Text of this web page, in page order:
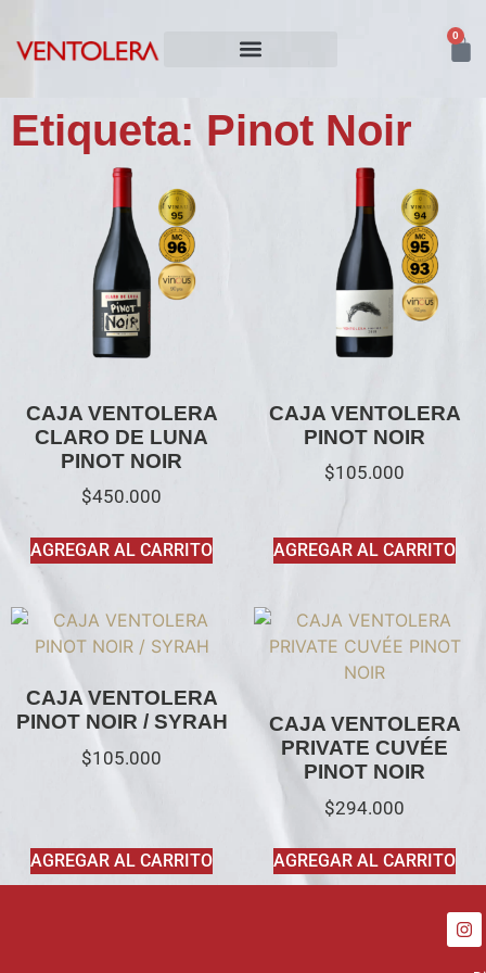
0
Etiqueta: Pinot Noir
CAJA VENTOLERA
CLARO DE LUNA
PINOT NOIR
$450.000
AGREGAR AL CARRITO
CAJA VENTOLERA
PINOT NOIR
$105.000
AGREGAR AL CARRITO
CAJA VENTOLERA
PINOT NOIR / SYRAH
$105.000
AGREGAR AL CARRITO
CAJA VENTOLERA
PRIVATE CUVÉE
PINOT NOIR
$294.000
AGREGAR AL CARRITO